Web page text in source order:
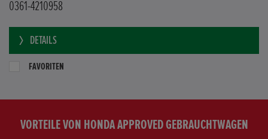
0361-4210958
DETAILS
FAVORITEN
VORTEILE VON HONDA APPROVED GEBRAUCHTWAGEN